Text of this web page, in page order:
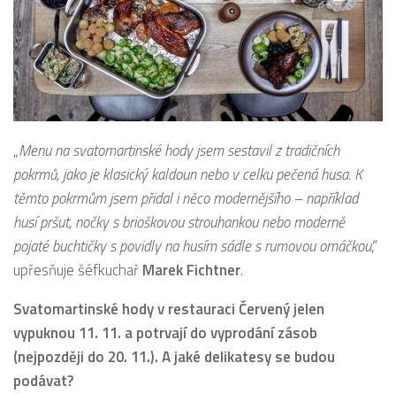
„Menu na svatomartinské hody jsem sestavil z tradičních
pokrmů, jako je klasický kaldoun nebo v celku pečená husa. K
těmto pokrmům jsem přidal i něco modernějšího – například
husí pršut, nočky s brioškovou strouhankou nebo moderně
pojaté buchtičky s povidly na husím sádle s rumovou omáčkou,“
upřesňuje šéfkuchařMarek Fichtner.
Svatomartinské hody v restauraci Červený jelen
vypuknou 11. 11. a potrvají do vyprodání zásob
(nejpozději do 20. 11.). A jaké delikatesy se budou
podávat?